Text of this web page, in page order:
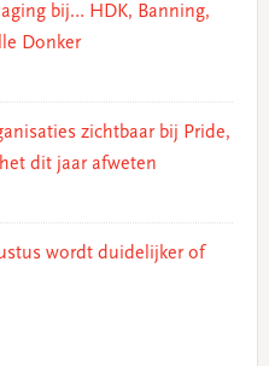
bij… HDK, Banning,
Donker
zichtbaar bij Pride,
dit jaar afweten
wordt duidelijker of